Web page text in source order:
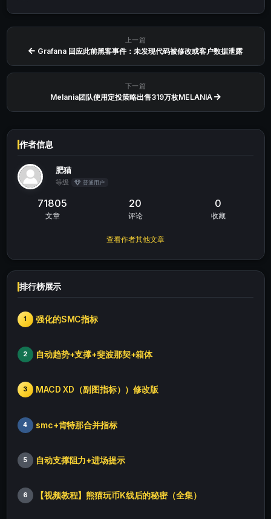
上一篇
Grafana 回应此前黑客事件：未发现代码被修改或客户数据泄露
下一篇
Melania团队使用定投策略出售319万枚MELANIA
作者信息
肥猫
等级 普通用户
71805
文章
20
评论
0
收藏
查看作者其他文章
排行榜展示
1 强化的SMC指标
2 自动趋势+支撑+斐波那契+箱体
3 MACD XD（副图指标））修改版
4 smc+肯特那合并指标
5 自动支撑阻力+进场提示
6 【视频教程】熊猫玩币K线后的秘密（全集）